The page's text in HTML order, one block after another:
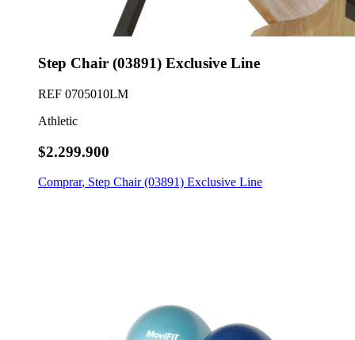
Step Chair (03891) Exclusive Line
REF 0705010LM
Athletic
$2.299.900
Comprar, Step Chair (03891) Exclusive Line